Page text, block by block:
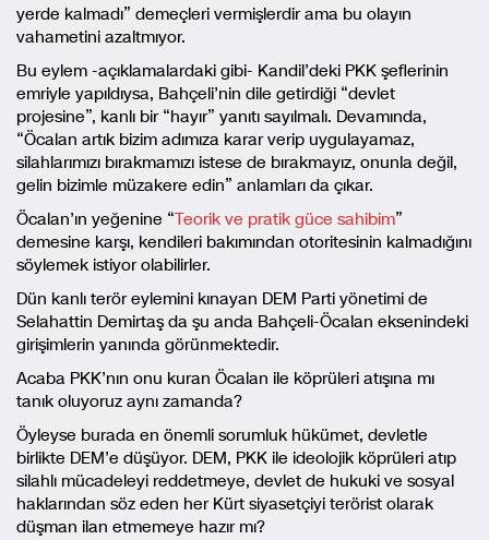
yerde kalmadı” demeçleri vermişlerdir ama bu olayın
vahametini azaltmıyor.
Bu eylem -açıklamalardaki gibi- Kandil’deki PKK şeflerinin
emriyle yapıldıysa, Bahçeli’nin dile getirdiği “devlet
projesine”, kanlı bir “hayır” yanıtı sayılmalı. Devamında,
“Öcalan artık bizim adımıza karar verip uygulayamaz,
silahlarımızı bırakmamızı istese de bırakmayız, onunla değil,
gelin bizimle müzakere edin” anlamları da çıkar.
Öcalan’ın yeğenine “Teorik ve pratik güce sahibim”
demesine karşı, kendileri bakımından otoritesinin kalmadığını
söylemek istiyor olabilirler.
Dün kanlı terör eylemini kınayan DEM Parti yönetimi de
Selahattin Demirtaş da şu anda Bahçeli-Öcalan eksenindeki
girişimlerin yanında görünmektedir.
Acaba PKK’nın onu kuran Öcalan ile köprüleri atışına mı
tanık oluyoruz aynı zamanda?
Öyleyse burada en önemli sorumluk hükümet, devletle
birlikte DEM’e düşüyor. DEM, PKK ile ideolojik köprüleri atıp
silahlı mücadeleyi reddetmeye, devlet de hukuki ve sosyal
haklarından söz eden her Kürt siyasetçiyi terörist olarak
düşman ilan etmemeye hazır mı?